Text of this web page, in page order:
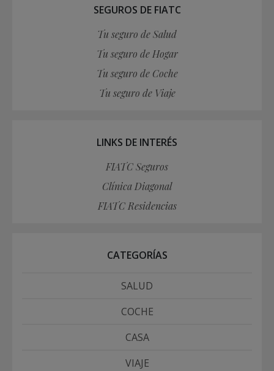
SEGUROS DE FIATC
Tu seguro de Salud
Tu seguro de Hogar
Tu seguro de Coche
Tu seguro de Viaje
LINKS DE INTERÉS
FIATC Seguros
Clínica Diagonal
FIATC Residencias
CATEGORÍAS
SALUD
COCHE
CASA
VIAJE